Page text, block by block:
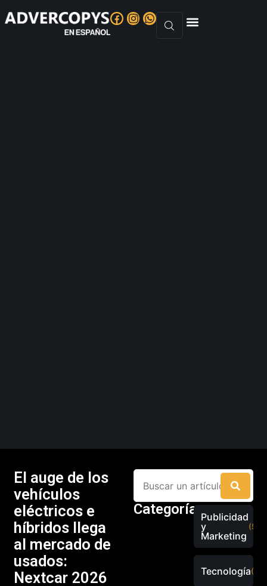
El auge de los
vehículos
eléctricos e
híbridos llega
al mercado de
usados:
Nextcar 2026
CategoríasPublicidad
y
Marketing
Tecnología